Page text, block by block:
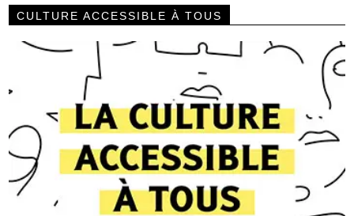
CULTURE ACCESSIBLE À TOUS